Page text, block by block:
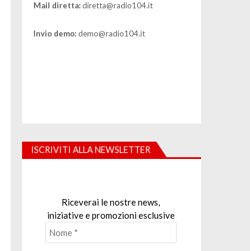
Mail diretta:diretta@radio104.it
Invio demo:demo@radio104.it
ISCRIVITI ALLA NEWSLETTER
Riceverai le nostre news,
iniziative e promozioni esclusive